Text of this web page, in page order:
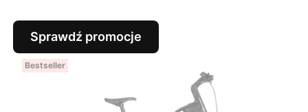
Sprawdź promocje
Bestseller